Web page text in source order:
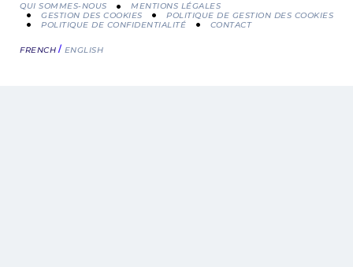
Menu
Pied
QUI SOMMES-NOUS
MENTIONS LÉGALES
GESTION DES COOKIES
POLITIQUE DE GESTION DES COOKIES
POLITIQUE DE CONFIDENTIALITÉ
CONTACT
FRENCH ENGLISH